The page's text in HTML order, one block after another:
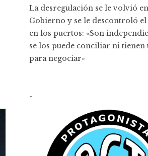
La desregulación se le volvió
Gobierno y se le descontroló
en los puertos: «Son
se los puede conciliar ni tienen
para negociar»
-